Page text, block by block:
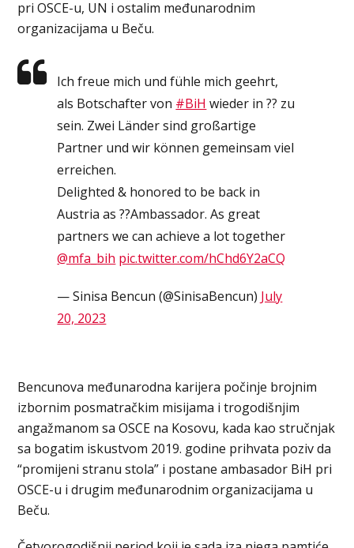
pri OSCE-u, UN i ostalim međunarodnim
organizacijama u Beču.
Ich freue mich und fühle mich geehrt,
als Botschafter von #BiH wieder in ?? zu
sein. Zwei Länder sind großartige
Partner und wir können gemeinsam viel
erreichen.
Delighted & honored to be back in
Austria as ??Ambassador. As great
partners we can achieve a lot together
@mfa_bih pic.twitter.com/hChd6Y2aCQ
— Sinisa Bencun (@SinisaBencun) July
20, 2023
Bencunova međunarodna karijera počinje brojnim
izbornim posmatračkim misijama i trogodišnjim
angažmanom sa OSCE na Kosovu, kada kao stručnjak
sa bogatim iskustvom 2019. godine prihvata poziv da
“promijeni stranu stola” i postane ambasador BiH pri
OSCE-u i drugim međunarodnim organizacijama u
Beču.